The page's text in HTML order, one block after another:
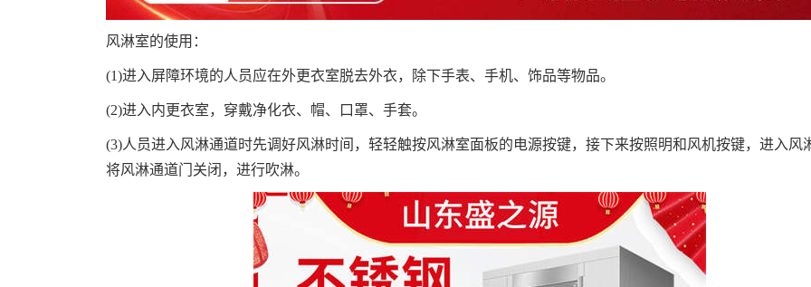
风淋室的使用：
(1)进入屏障环境的人员应在外更衣室脱去外衣，除下手表、手机、饰品等物品。
(2)进入内更衣室，穿戴净化衣、帽、口罩、手套。
(3)人员进入风淋通道时先调好风淋时间，轻轻触按风淋室面板的电源按键，接下来按照明和风机按键，进入风
将风淋通道门关闭，进行吹淋。